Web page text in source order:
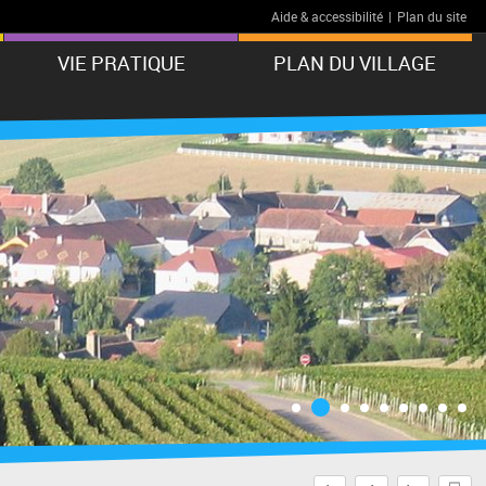
Aide & accessibilité | Plan du site
VIE PRATIQUE PLAN DU VILLAGE